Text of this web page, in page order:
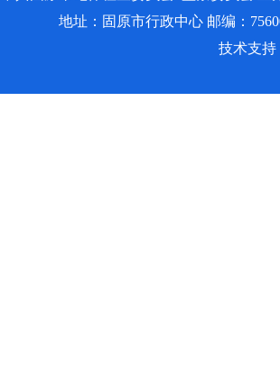
地址：固原市行政中心 邮编：
技术支持